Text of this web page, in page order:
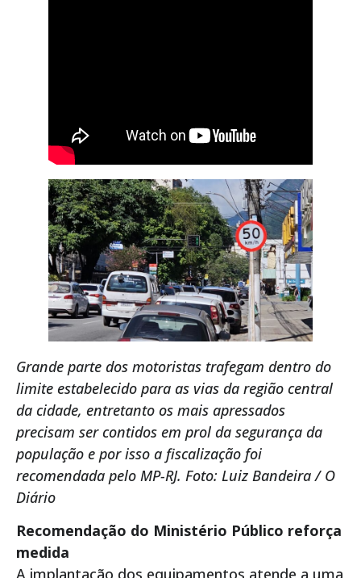
Grande parte dos motoristas trafegam dentro do
limite estabelecido para as vias da região central
da cidade, entretanto os mais apressados
precisam ser contidos em prol da segurança da
população e por isso a fiscalização foi
recomendada pelo MP-RJ. Foto: Luiz Bandeira / O
Diário
Recomendação do Ministério Público reforça
medida